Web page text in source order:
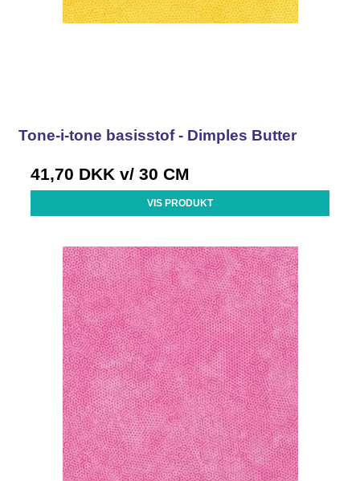
Tone-i-tone basisstof - Dimples Butter
41,70 DKK v/ 30 CM
VIS PRODUKT